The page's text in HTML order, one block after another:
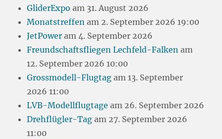
GliderExpo am 31. August 2026
Monatstreffen am 2. September 2026 19:00
JetPower am 4. September 2026
Freundschaftsfliegen Lechfeld-Falken am
12. September 2026 10:00
Grossmodell-Flugtag am 13. September
2026 11:00
LVB-Modellflugtage am 26. September 2026
Drehflügler-Tag am 27. September 2026
11:00